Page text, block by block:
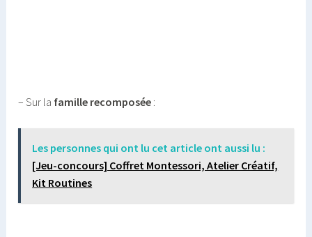
– Sur la famille recomposée :
Les personnes qui ont lu cet article ont aussi lu :
[Jeu-concours] Coffret Montessori, Atelier Créatif,
Kit Routines